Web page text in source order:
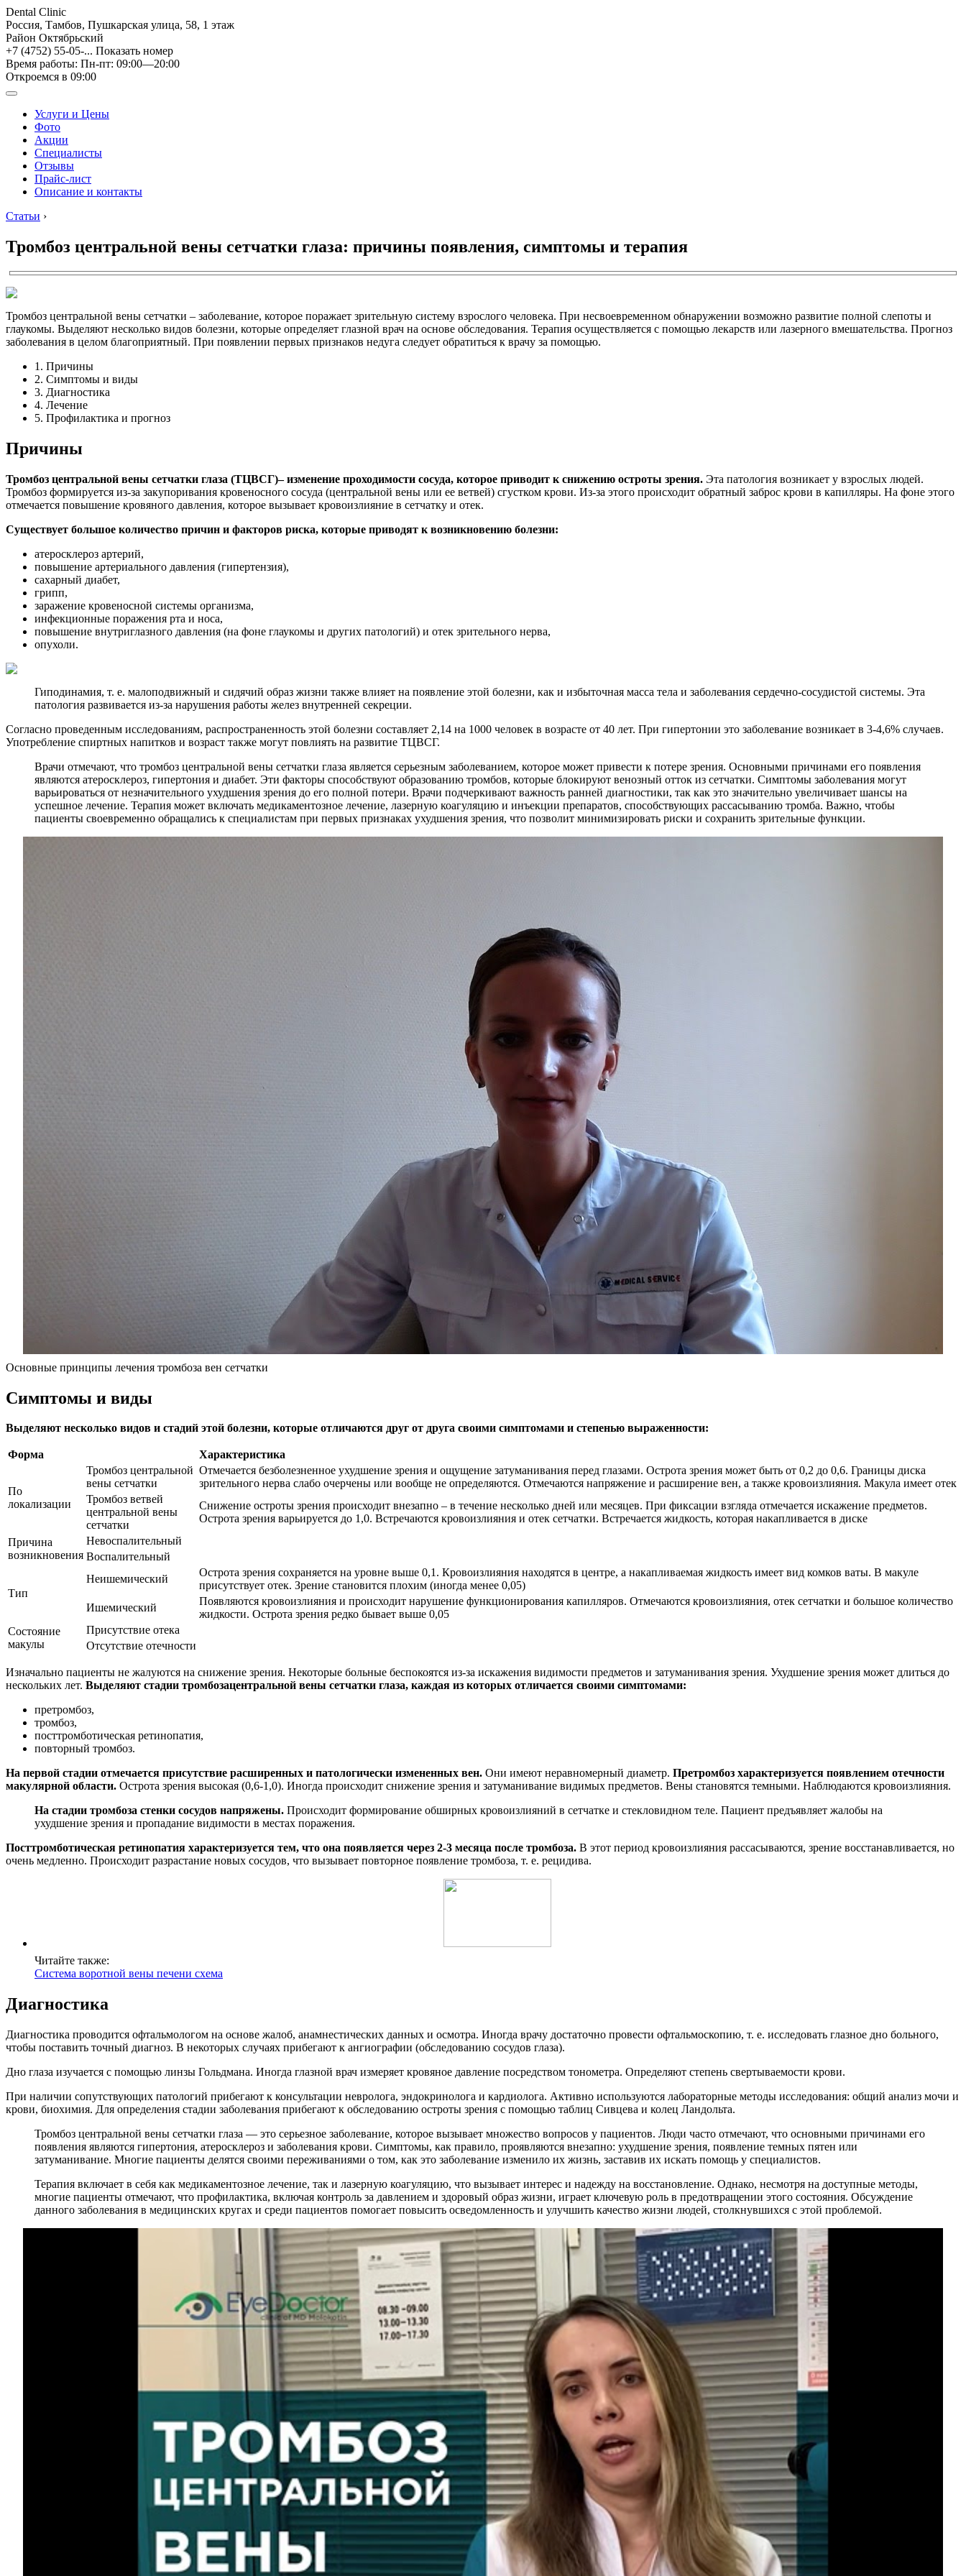
Dental Clinic
Россия, Тамбов, Пушкарская улица, 58, 1 этаж
Район Октябрьский
+7 (4752) 55-05-... Показать номер
Время работы: Пн-пт: 09:00—20:00
Откроемся в 09:00
Услуги и Цены
Фото
Акции
Специалисты
Отзывы
Прайс-лист
Описание и контакты
Статьи ›
Тромбоз центральной вены сетчатки глаза: причины появления, симптомы и терапия
Тромбоз центральной вены сетчатки – заболевание, которое поражает зрительную систему взрослого человека. При несвоевременном обнаружении возможно развитие полной слепоты и
глаукомы. Выделяют несколько видов болезни, которые определяет глазной врач на основе обследования. Терапия осуществляется с помощью лекарств или лазерного вмешательства. Прогноз
заболевания в целом благоприятный. При появлении первых признаков недуга следует обратиться к врачу за помощью.
1. Причины
2. Симптомы и виды
3. Диагностика
4. Лечение
5. Профилактика и прогноз
Причины
Тромбоз центральной вены сетчатки глаза (ТЦВСГ)– изменение проходимости сосуда, которое приводит к снижению остроты зрения. Эта патология возникает у взрослых людей.
Тромбоз формируется из-за закупоривания кровеносного сосуда (центральной вены или ее ветвей) сгустком крови. Из-за этого происходит обратный заброс крови в капилляры. На фоне этого
отмечается повышение кровяного давления, которое вызывает кровоизлияние в сетчатку и отек.
Существует большое количество причин и факторов риска, которые приводят к возникновению болезни:
атеросклероз артерий,
повышение артериального давления (гипертензия),
сахарный диабет,
грипп,
заражение кровеносной системы организма,
инфекционные поражения рта и носа,
повышение внутриглазного давления (на фоне глаукомы и других патологий) и отек зрительного нерва,
опухоли.
Гиподинамия, т. е. малоподвижный и сидячий образ жизни также влияет на появление этой болезни, как и избыточная масса тела и заболевания сердечно-сосудистой системы. Эта
патология развивается из-за нарушения работы желез внутренней секреции.
Согласно проведенным исследованиям, распространенность этой болезни составляет 2,14 на 1000 человек в возрасте от 40 лет. При гипертонии это заболевание возникает в 3-4,6% случаев.
Употребление спиртных напитков и возраст также могут повлиять на развитие ТЦВСГ.
Врачи отмечают, что тромбоз центральной вены сетчатки глаза является серьезным заболеванием, которое может привести к потере зрения. Основными причинами его появления
являются атеросклероз, гипертония и диабет. Эти факторы способствуют образованию тромбов, которые блокируют венозный отток из сетчатки. Симптомы заболевания могут
варьироваться от незначительного ухудшения зрения до его полной потери. Врачи подчеркивают важность ранней диагностики, так как это значительно увеличивает шансы на
успешное лечение. Терапия может включать медикаментозное лечение, лазерную коагуляцию и инъекции препаратов, способствующих рассасыванию тромба. Важно, чтобы
пациенты своевременно обращались к специалистам при первых признаках ухудшения зрения, что позволит минимизировать риски и сохранить зрительные функции.
Основные принципы лечения тромбоза вен сетчатки
Симптомы и виды
Выделяют несколько видов и стадий этой болезни, которые отличаются друг от друга своими симптомами и степенью выраженности:
Форма Характеристика
По
локализации
Тромбоз центральной
вены сетчатки
Отмечается безболезненное ухудшение зрения и ощущение затуманивания перед глазами. Острота зрения может быть от 0,2 до 0,6. Границы диска
зрительного нерва слабо очерчены или вообще не определяются. Отмечаются напряжение и расширение вен, а также кровоизлияния. Макула имеет отек
Тромбоз ветвей
центральной вены
сетчатки
Снижение остроты зрения происходит внезапно – в течение несколько дней или месяцев. При фиксации взгляда отмечается искажение предметов.
Острота зрения варьируется до 1,0. Встречаются кровоизлияния и отек сетчатки. Встречается жидкость, которая накапливается в диске
Причина
возникновения
Невоспалительный
Воспалительный
Тип
Неишемический
Острота зрения сохраняется на уровне выше 0,1. Кровоизлияния находятся в центре, а накапливаемая жидкость имеет вид комков ваты. В макуле
присутствует отек. Зрение становится плохим (иногда менее 0,05)
Ишемический
Появляются кровоизлияния и происходит нарушение функционирования капилляров. Отмечаются кровоизлияния, отек сетчатки и большое количество
жидкости. Острота зрения редко бывает выше 0,05
Состояние
макулы
Присутствие отека
Отсутствие отечности
Изначально пациенты не жалуются на снижение зрения. Некоторые больные беспокоятся из-за искажения видимости предметов и затуманивания зрения. Ухудшение зрения может длиться до
нескольких лет. Выделяют стадии тромбозацентральной вены сетчатки глаза, каждая из которых отличается своими симптомами:
претромбоз,
тромбоз,
посттромботическая ретинопатия,
повторный тромбоз.
На первой стадии отмечается присутствие расширенных и патологически измененных вен. Они имеют неравномерный диаметр. Претромбоз характеризуется появлением отечности
макулярной области. Острота зрения высокая (0,6-1,0). Иногда происходит снижение зрения и затуманивание видимых предметов. Вены становятся темными. Наблюдаются кровоизлияния.
На стадии тромбоза стенки сосудов напряжены. Происходит формирование обширных кровоизлияний в сетчатке и стекловидном теле. Пациент предъявляет жалобы на
ухудшение зрения и пропадание видимости в местах поражения.
Посттромботическая ретинопатия характеризуется тем, что она появляется через 2-3 месяца после тромбоза. В этот период кровоизлияния рассасываются, зрение восстанавливается, но
очень медленно. Происходит разрастание новых сосудов, что вызывает повторное появление тромбоза, т. е. рецидива.
Читайте также:
Система воротной вены печени схема
Диагностика
Диагностика проводится офтальмологом на основе жалоб, анамнестических данных и осмотра. Иногда врачу достаточно провести офтальмоскопию, т. е. исследовать глазное дно больного,
чтобы поставить точный диагноз. В некоторых случаях прибегают к ангиографии (обследованию сосудов глаза).
Дно глаза изучается с помощью линзы Гольдмана. Иногда глазной врач измеряет кровяное давление посредством тонометра. Определяют степень свертываемости крови.
При наличии сопутствующих патологий прибегают к консультации невролога, эндокринолога и кардиолога. Активно используются лабораторные методы исследования: общий анализ мочи и
крови, биохимия. Для определения стадии заболевания прибегают к обследованию остроты зрения с помощью таблиц Сивцева и колец Ландольта.
Тромбоз центральной вены сетчатки глаза — это серьезное заболевание, которое вызывает множество вопросов у пациентов. Люди часто отмечают, что основными причинами его
появления являются гипертония, атеросклероз и заболевания крови. Симптомы, как правило, проявляются внезапно: ухудшение зрения, появление темных пятен или
затуманивание. Многие пациенты делятся своими переживаниями о том, как это заболевание изменило их жизнь, заставив их искать помощь у специалистов.
Терапия включает в себя как медикаментозное лечение, так и лазерную коагуляцию, что вызывает интерес и надежду на восстановление. Однако, несмотря на доступные методы,
многие пациенты отмечают, что профилактика, включая контроль за давлением и здоровый образ жизни, играет ключевую роль в предотвращении этого состояния. Обсуждение
данного заболевания в медицинских кругах и среди пациентов помогает повысить осведомленность и улучшить качество жизни людей, столкнувшихся с этой проблемой.